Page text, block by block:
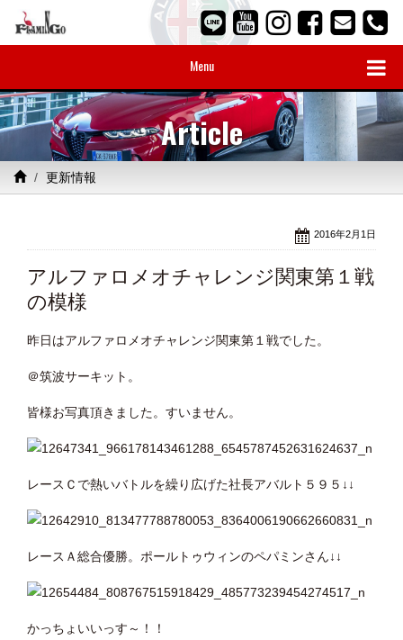
Menu
Article
更新情報
2016年2月1日
アルファロメオチャレンジ関東第１戦
の模様
昨日はアルファロメオチャレンジ関東第１戦でした。
＠筑波サーキット。
皆様お写真頂きました。すいません。
レースＣで熱いバトルを繰り広げた社長アバルト５９５↓↓
レースＡ総合優勝。ポールトゥウィンのペパミンさん↓↓
かっちょいいっす～！！